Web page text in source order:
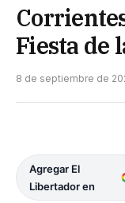
Fiesta de
8 de septiembre de
Agregar El
Libertador en